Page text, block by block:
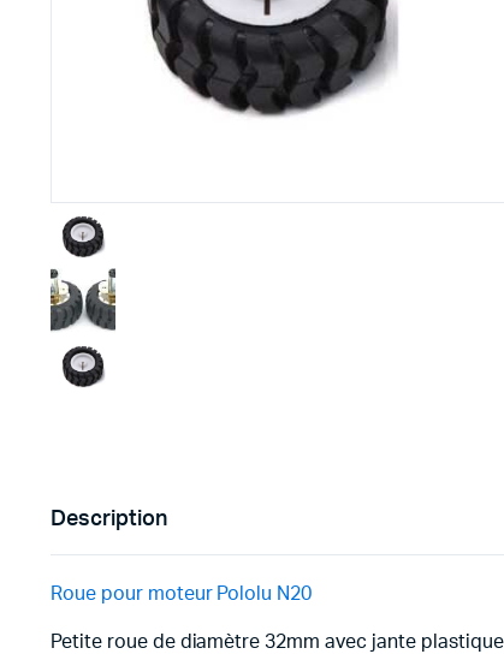
CNC & Laser
Accessoires imprimante 3D
Description
Roue pour moteur Pololu N20
Petite roue de diamètre 32mm avec jante